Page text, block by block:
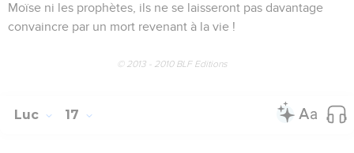
Moïse ni les prophètes, ils ne se laisseront pas davantage
convaincre par un mort revenant à la vie !
© 2013 - 2010 BLF Editions
Luc 17